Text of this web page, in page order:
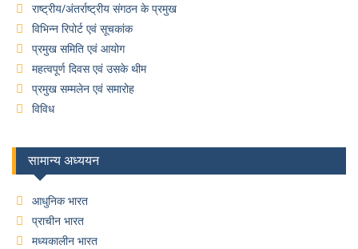
राष्ट्रीय/अंतर्राष्ट्रीय संगठन के प्रमुख
विभिन्न रिपोर्ट एवं सूचकांक
प्रमुख समिति एवं आयोग
महत्वपूर्ण दिवस एवं उसके थीम
प्रमुख सम्मलेन एवं समारोह
विविध
सामान्य अध्ययन
आधुनिक भारत
प्राचीन भारत
मध्यकालीन भारत